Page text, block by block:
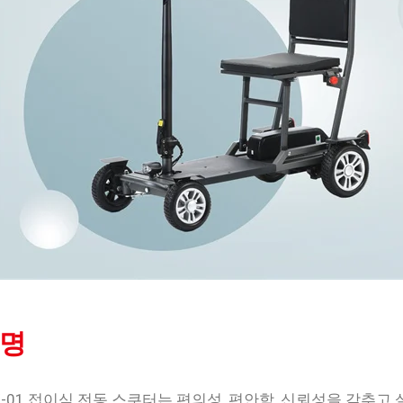
01 접이식 전동 스쿠터는 편의성, 편안함, 신뢰성을 갖추